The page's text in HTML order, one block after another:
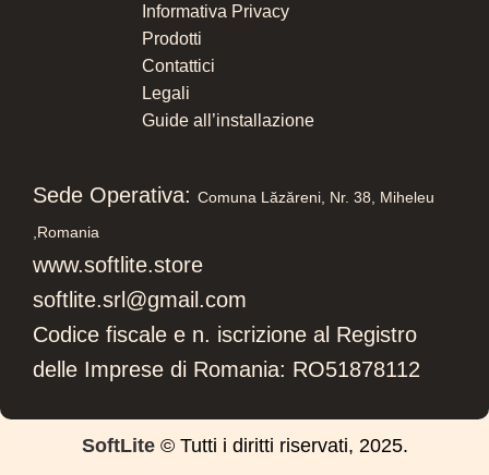
Informativa Privacy
Prodotti
Contattici
Legali
Guide all’installazione
Sede Operativa: Comuna Lăzăreni, Nr. 38, Miheleu
Romania
www.softlite.store
softlite.srl@gmail.com
Codice fiscale e n. iscrizione al Registro
delle Imprese di Romania: RO51878112
SoftLite© Tutti i diritti riservati, 2025.